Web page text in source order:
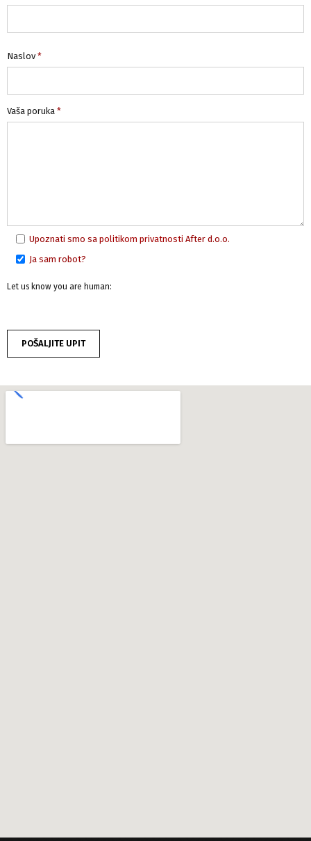
Naslov*
Vaša poruka *
Upoznati smo sa politikom privatnosti After d.o.o.
Ja sam robot?
Let us know you are human: